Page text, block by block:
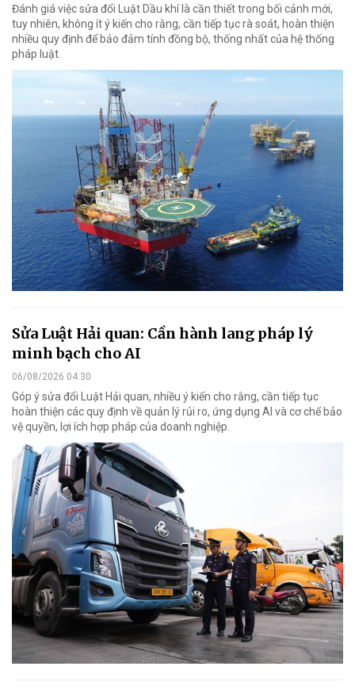
Đánh giá việc sửa đổi Luật Dầu khí là cần thiết trong bối cảnh mới,
tuy nhiên, không ít ý kiến cho rằng, cần tiếp tục rà soát, hoàn thiện
nhiều quy định để bảo đảm tính đồng bộ, thống nhất của hệ thống
pháp luật.
Sửa Luật Hải quan: Cần hành lang pháp lý
minh bạch cho AI
06/08/2026 04:30
Góp ý sửa đổi Luật Hải quan, nhiều ý kiến cho rằng, cần tiếp tục
hoàn thiện các quy định về quản lý rủi ro, ứng dụng AI và cơ chế bảo
vệ quyền, lợi ích hợp pháp của doanh nghiệp.